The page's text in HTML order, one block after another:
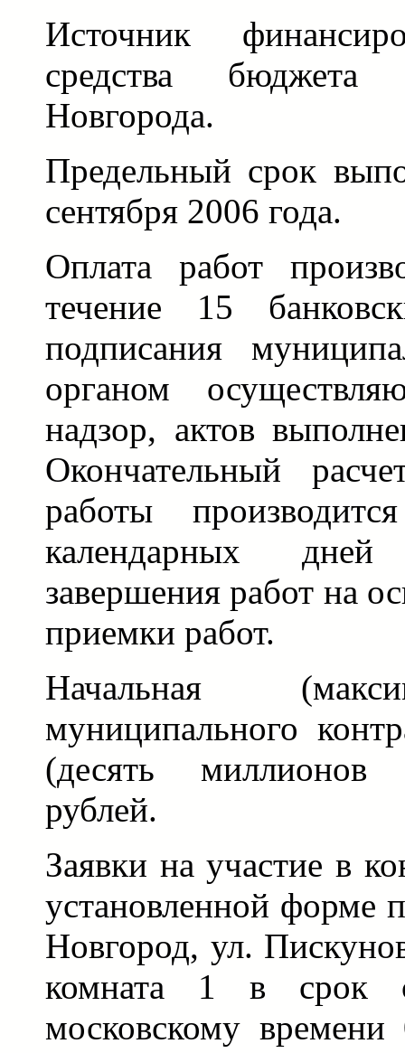
Источник
средства
Новгорода.
Предельный срок
сентября 2006 года.
Оплата работ
течение 15
подписания
органом
надзор, актов
Окончательный
работы
календарных
завершения работ на
приемки работ.
Начальная
муниципального
(десять миллионов
рублей.
Заявки на участие в
установленной форме
Новгород, ул.
комната 1 в срок
московскому